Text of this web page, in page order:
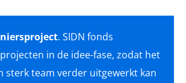
. SIDN fonds
in de idee-fase, zodat het
sterk team verder uitgewerkt kan